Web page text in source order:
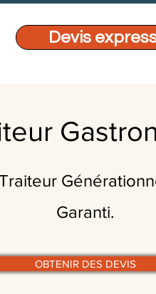
Devis
Garanti.
OBTENIR DES DEVIS